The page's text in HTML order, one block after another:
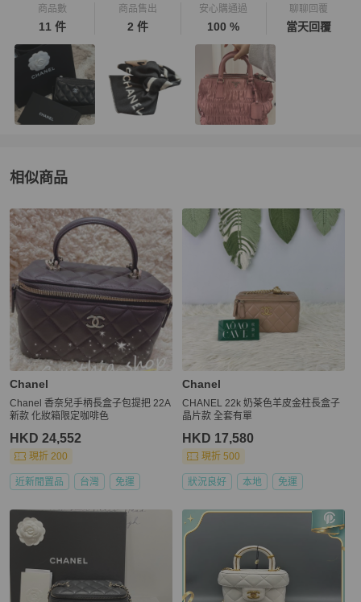
商品數
11 件
商品售出
2 件
安心購通過
100 %
聊聊回覆
當天回覆
相似商品
更多相似Chanel女包推薦精品
Chanel
Chanel 香奈兒手柄長盒子包提把 22A
新款 化妝箱限定咖啡色
HKD 24,552
現折 200
近新閒置品 台灣 免運
Chanel
CHANEL 22k 奶茶色羊皮金柱長盒子
晶片款 全套有單
HKD 17,580
現折 500
狀況良好 本地 免運